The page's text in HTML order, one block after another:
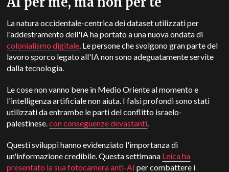
La natura occidentale-centrica dei dataset utilizzati per
l'addestramento dell'IA ha portato a una nuova ondata di
colonialismo digitale. Le persone che svolgono gran parte del
lavoro sporco legato all'IA non sono adeguatamente servite
dalla tecnologia.
Le cose non vanno bene in Medio Oriente al momento e
l'intelligenza artificiale non aiuta. I falsi profondi sono stati
utilizzati da entrambe le parti del conflitto israelo-
palestinese.con conseguenze devastanti.
Questi sviluppi hanno evidenziato l'importanza di
un'informazione credibile. Questa settimana Leica ha
presentato la sua fotocamera anti-AI per combattere i